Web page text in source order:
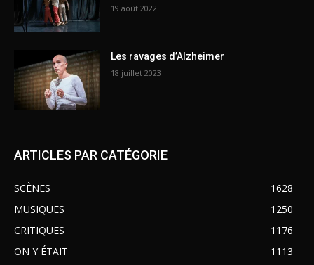
19 août 2022
Les ravages d’Alzheimer
18 juillet 2023
ARTICLES PAR CATÉGORIE
SCÈNES
1628
MUSIQUES
1250
CRITIQUES
1176
ON Y ÉTAIT
1113